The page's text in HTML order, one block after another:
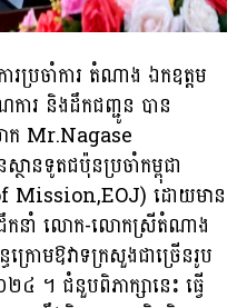
ប្រចាំការ តំណាង ឯកឧត្តម
ការ និងដឹកជញ្ជូន បាន
ក Mr.Nagase
ានទូតជប៉ុនប្រចាំកម្ពុជា
ដោយមាន
ក់ដឹកនាំ លោក-លោកស្រីតំណាង
ក្រោមឱវាទក្រសួងជាច្រើនរូប
។ ជំនួបពិភាក្សានេះ ធ្វើ